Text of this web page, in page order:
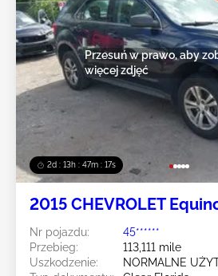
2d : 13h : 47m : 14s
Przesuń w prawo, aby
więcej zdjęć
2015 CHEVROLET
Nr pojazdu:
45******
Przebieg:
113,111 mile
Uszkodzenie:
NORMALNE